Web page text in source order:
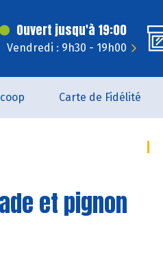
Ouvert jusqu'à 19:00
Vendredi : 9h30 - 19h00
Carte de Fidélité
et pignon